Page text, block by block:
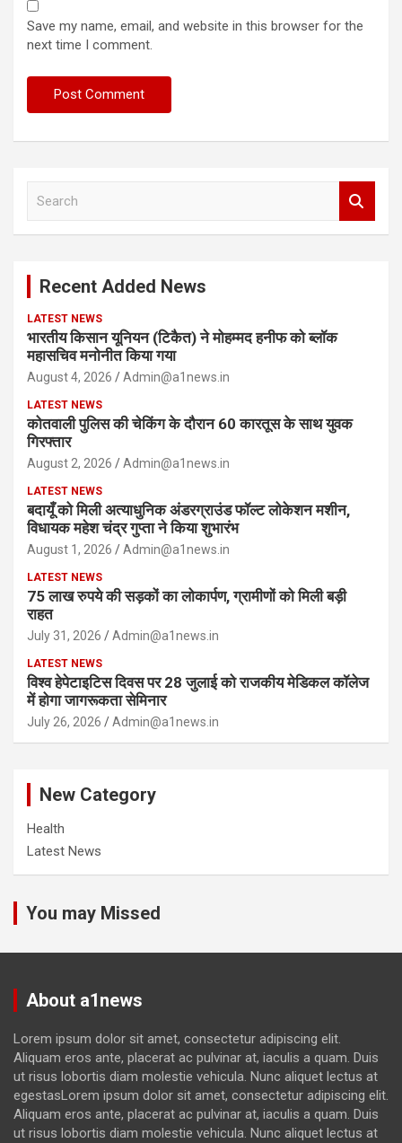
Save my name, email, and website in this browser for the
next time I comment.
Recent Added News
LATEST NEWS
भारतीय किसान यूनियन (टिकैत) ने मोहम्मद हनीफ को ब्लॉक
महासचिव मनोनीत किया गया
August 4, 2026 Admin@a1news.in
LATEST NEWS
कोतवाली पुलिस की चेकिंग के दौरान 60 कारतूस के साथ युवक
गिरफ्तार
August 2, 2026 Admin@a1news.in
LATEST NEWS
बदायूँ को मिली अत्याधुनिक अंडरग्राउंड फॉल्ट लोकेशन मशीन,
विधायक महेश चंद्र गुप्ता ने किया शुभारंभ
August 1, 2026 Admin@a1news.in
LATEST NEWS
75 लाख रुपये की सड़कों का लोकार्पण, ग्रामीणों को मिली बड़ी
राहत
July 31, 2026 Admin@a1news.in
LATEST NEWS
विश्व हेपेटाइटिस दिवस पर 28 जुलाई को राजकीय मेडिकल कॉलेज
में होगा जागरूकता सेमिनार
July 26, 2026 Admin@a1news.in
New Category
Health
Latest News
You may Missed
About a1news
Lorem ipsum dolor sit amet, consectetur adipiscing elit.
Aliquam eros ante, placerat ac pulvinar at, iaculis a quam. Duis
ut risus lobortis diam molestie vehicula. Nunc aliquet lectus at
egestasLorem ipsum dolor sit amet, consectetur adipiscing elit.
Aliquam eros ante, placerat ac pulvinar at, iaculis a quam. Duis
ut risus lobortis diam molestie vehicula. Nunc aliquet lectus at